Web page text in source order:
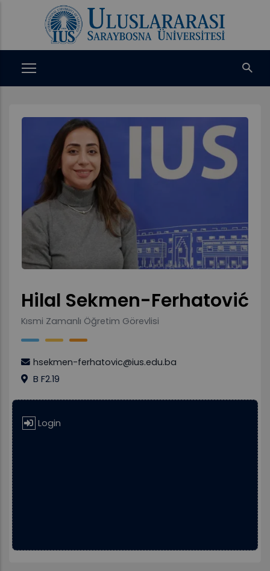
Hilal Sekmen-Ferhatović
Kısmi Zamanlı Öğretim Görevlisi
hsekmen-ferhatovic@ius.edu.ba
B F2.19
Login